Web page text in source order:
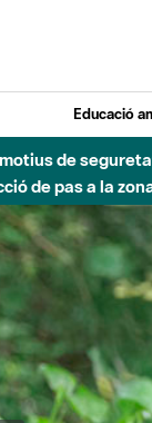
Educació
de
de pas a la